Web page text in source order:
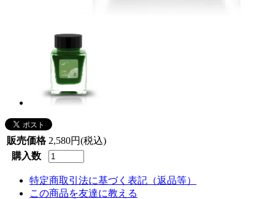
販売価格 2,580円(税込)
購入数
特定商取引法に基づく表記（返品等）
この商品を友達に教える